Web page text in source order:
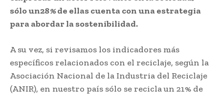
sólo un28%de ellas cuenta con una estrategia
para abordar la sostenibilidad.
A su vez, si revisamos los indicadores más
específicos relacionados con el reciclaje, según la
Asociación Nacional de la Industria del Reciclaje
(ANIR), en nuestro país sólo se recicla un 21% de